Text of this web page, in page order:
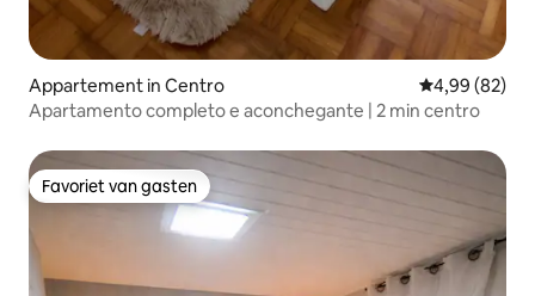
Appartement in Centro Gemiddelde
4,99 (82)
Apartamento completo e aconchegante | 2 min centro
Favoriet van gasten
Favoriet van gasten